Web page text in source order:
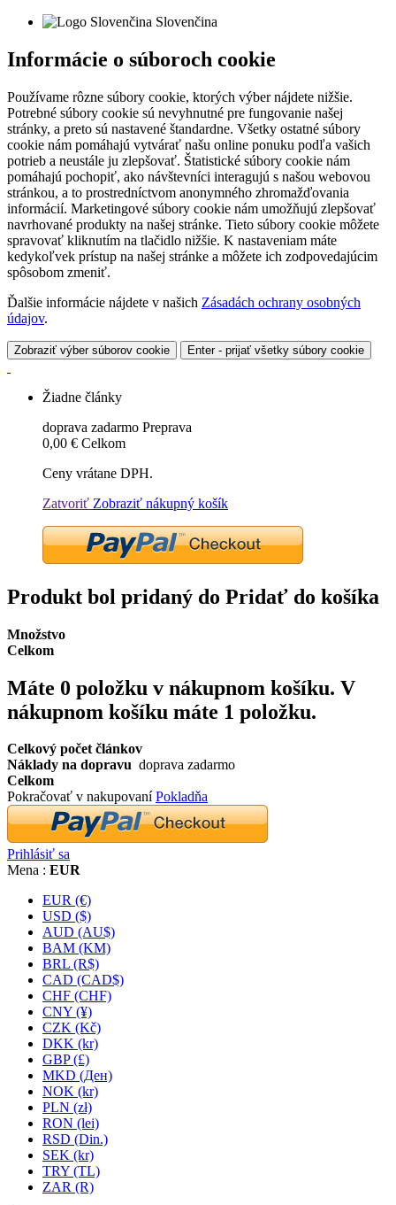
Slovenčina
Informácie o súboroch cookie
Používame rôzne súbory cookie, ktorých výber nájdete nižšie.
Potrebné súbory cookie sú nevyhnutné pre fungovanie našej
stránky, a preto sú nastavené štandardne. Všetky ostatné súbory
cookie nám pomáhajú vytvárať našu online ponuku podľa vašich
potrieb a neustále ju zlepšovať. Štatistické súbory cookie nám
pomáhajú pochopiť, ako návštevníci interagujú s našou webovou
stránkou, a to prostredníctvom anonymného zhromažďovania
informácií. Marketingové súbory cookie nám umožňujú zlepšovať
navrhované produkty na našej stránke. Tieto súbory cookie môžete
spravovať kliknutím na tlačidlo nižšie. K nastaveniam máte
kedykoľvek prístup na našej stránke a môžete ich zodpovedajúcim
spôsobom zmeniť.
Ďalšie informácie nájdete v našich Zásadách ochrany osobných
údajov.
Zobraziť výber súborov cookie Enter - prijať všetky súbory cookie
Žiadne články
doprava zadarmo Preprava
0,00 € Celkom
Ceny vrátane DPH.
Zatvoriť Zobraziť nákupný košík
Produkt bol pridaný do Pridať do košíka
Množstvo
Celkom
Máte 0 položku v nákupnom košíku. V
nákupnom košíku máte 1 položku.
Celkový počet článkov
Náklady na dopravu doprava zadarmo
Celkom
Pokračovať v nakupovaníPokladňa
Prihlásiť sa
Mena : EUR
EUR (€)
USD ($)
AUD (AU$)
BAM (KM)
BRL (R$)
CAD (CAD$)
CHF (CHF)
CNY (¥)
CZK (Kč)
DKK (kr)
GBP (£)
MKD (Ден)
NOK (kr)
PLN (zł)
RON (lei)
RSD (Din.)
SEK (kr)
TRY (TL)
ZAR (R)